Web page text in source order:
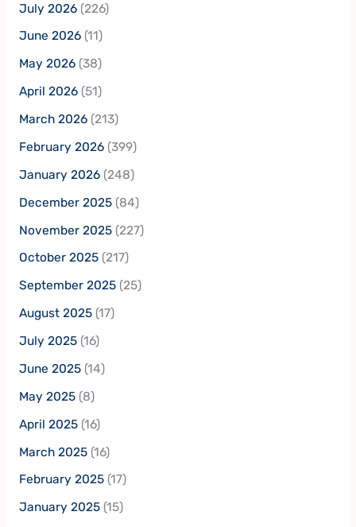
July 2026(226)
June 2026(11)
May 2026(38)
April 2026(51)
March 2026(213)
February 2026(399)
January 2026(248)
December 2025(84)
November 2025(227)
October 2025(217)
September 2025(25)
August 2025(17)
July 2025(16)
June 2025(14)
May 2025(8)
April 2025(16)
March 2025(16)
February 2025(17)
January 2025(15)